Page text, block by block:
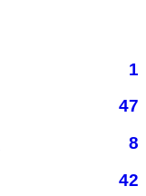
1
47
8
42